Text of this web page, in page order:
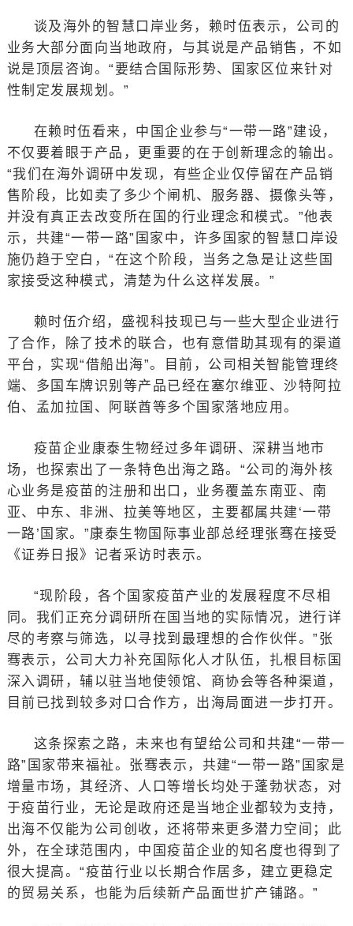
谈及海外的智慧口岸业务，赖时伍表示，公司的
业务大部分面向当地政府，与其说是产品销售，不如
说是顶层咨询。“要结合国际形势、国家区位来针对
性制定发展规划。”
在赖时伍看来，中国企业参与“一带一路”建设，
不仅要着眼于产品，更重要的在于创新理念的输出。
“我们在海外调研中发现，有些企业仅停留在产品销
售阶段，比如卖了多少个闸机、服务器、摄像头等，
并没有真正去改变所在国的行业理念和模式。”他表
示，共建“一带一路”国家中，许多国家的智慧口岸设
施仍趋于空白，“在这个阶段，当务之急是让这些国
家接受这种模式，清楚为什么这样发展。”
赖时伍介绍，盛视科技现已与一些大型企业进行
了合作，除了技术的联合，也有意借助其现有的渠道
平台，实现“借船出海”。目前，公司相关智能管理终
端、多国车牌识别等产品已经在塞尔维亚、沙特阿拉
伯、孟加拉国、阿联酋等多个国家落地应用。
疫苗企业康泰生物经过多年调研、深耕当地市
场，也探索出了一条特色出海之路。“公司的海外核
心业务是疫苗的注册和出口，业务覆盖东南亚、南
亚、中东、非洲、拉美等地区，主要都属共建‘一带
一路’国家。”康泰生物国际事业部总经理张骞在接受
《证券日报》记者采访时表示。
“现阶段，各个国家疫苗产业的发展程度不尽相
同。我们正充分调研所在国当地的实际情况，进行详
尽的考察与筛选，以寻找到最理想的合作伙伴。”张
骞表示，公司大力补充国际化人才队伍，扎根目标国
深入调研，辅以驻当地使领馆、商协会等各种渠道，
目前已找到较多对口合作方，出海局面进一步打开。
这条探索之路，未来也有望给公司和共建“一带一
路”国家带来福祉。张骞表示，共建“一带一路”国家是
增量市场，其经济、人口等增长均处于蓬勃状态，对
于疫苗行业，无论是政府还是当地企业都较为支持，
出海不仅能为公司创收，还将带来更多潜力空间；此
外，在全球范围内，中国疫苗企业的知名度也得到了
很大提高。“疫苗行业以长期合作居多，建立更稳定
的贸易关系，也能为后续新产品面世扩产铺路。”